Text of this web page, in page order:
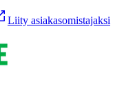
Liity asiakasomistajaksi